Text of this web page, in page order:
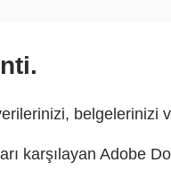
belgelerinizi
karşılayan Adobe